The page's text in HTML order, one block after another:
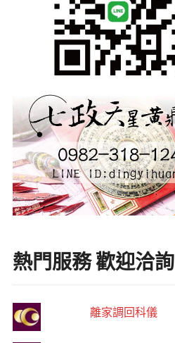
熱門服務 歡迎洽詢
離家調回科儀